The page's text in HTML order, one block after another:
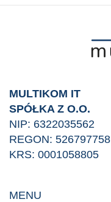
audio
biznesu
MULTIKOM IT
SPÓŁKA Z O.O.
NIP: 6322035562
REGON: 526797758
KRS: 0001058805
MENU